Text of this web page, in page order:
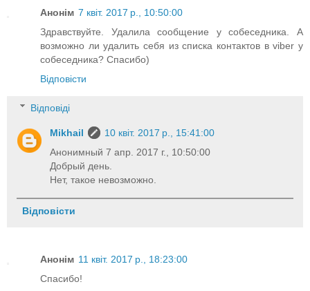
Анонім 7 квіт. 2017 р., 10:50:00
Здравствуйте. Удалила сообщение у собеседника. А
возможно ли удалить себя из списка контактов в viber у
собеседника? Спасибо)
Відповісти
Відповіді
Mikhail
10 квіт. 2017 р., 15:41:00
Анонимный 7 апр. 2017 г., 10:50:00
Добрый день.
Нет, такое невозможно.
Відповісти
Анонім 11 квіт. 2017 р., 18:23:00
Спасибо!